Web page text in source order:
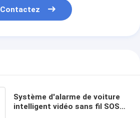
Contactez
Système d'alarme de voiture
intelligent vidéo sans fil SOS